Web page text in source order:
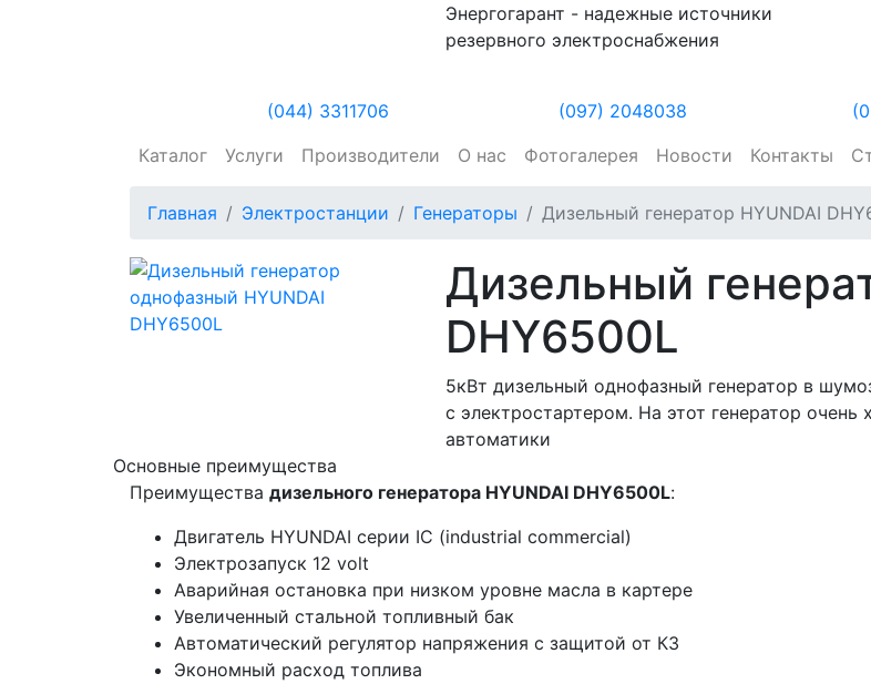
Энергогарант - надежные источники
резервного электроснабжения
(044) 3311706
(097) 2048038
Каталог
Услуги Производители О нас Фотогалерея Новости Контакты
Главная Электростанции Генераторы Дизельный генератор HYUNDAI
Дизельный
DHY6500L
5кВт дизельный однофазный генератор в
с электростартером. На этот генератор
автоматики
Основные преимущества
Преимущества дизельного генератора HYUNDAI DHY6500L:
Двигатель HYUNDAI серии IC (industrial commercial)
Электрозапуск 12 volt
Аварийная остановка при низком уровне масла в картере
Увеличенный стальной топливный бак
Автоматический регулятор напряжения с защитой от КЗ
Экономный расход топлива